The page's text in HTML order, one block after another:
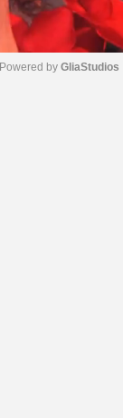
Powered by GliaStudios